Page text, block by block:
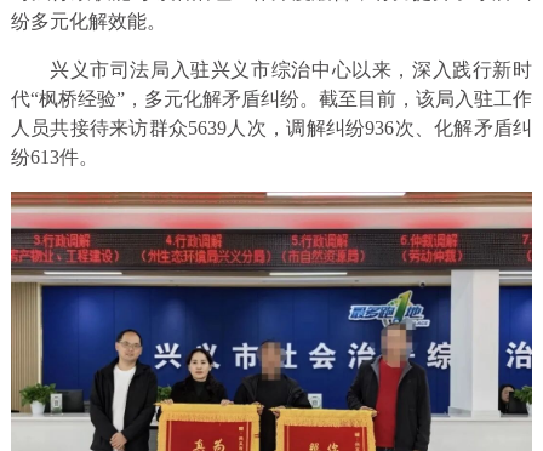
纷多元化解效能。
兴义市司法局入驻兴义市综治中心以来，深入践行新时
代“枫桥经验”，多元化解矛盾纠纷。截至目前，该局入驻工作
人员共接待来访群众5639人次，调解纠纷936次、化解矛盾纠
纷613件。